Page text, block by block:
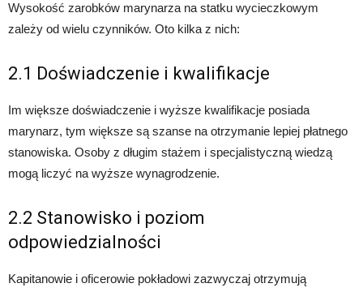
Wysokość zarobków marynarza na statku wycieczkowym
zależy od wielu czynników. Oto kilka z nich:
2.1 Doświadczenie i kwalifikacje
Im większe doświadczenie i wyższe kwalifikacje posiada
marynarz, tym większe są szanse na otrzymanie lepiej płatnego
stanowiska. Osoby z długim stażem i specjalistyczną wiedzą
mogą liczyć na wyższe wynagrodzenie.
2.2 Stanowisko i poziom
odpowiedzialności
Kapitanowie i oficerowie pokładowi zazwyczaj otrzymują